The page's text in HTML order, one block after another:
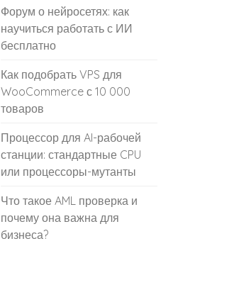
Форум о нейросетях: как
научиться работать с ИИ
бесплатно
Как подобрать VPS для
WooCommerce с 10 000
товаров
Процессор для AI-рабочей
станции: стандартные CPU
или процессоры-мутанты
Что такое AML проверка и
почему она важна для
бизнеса?